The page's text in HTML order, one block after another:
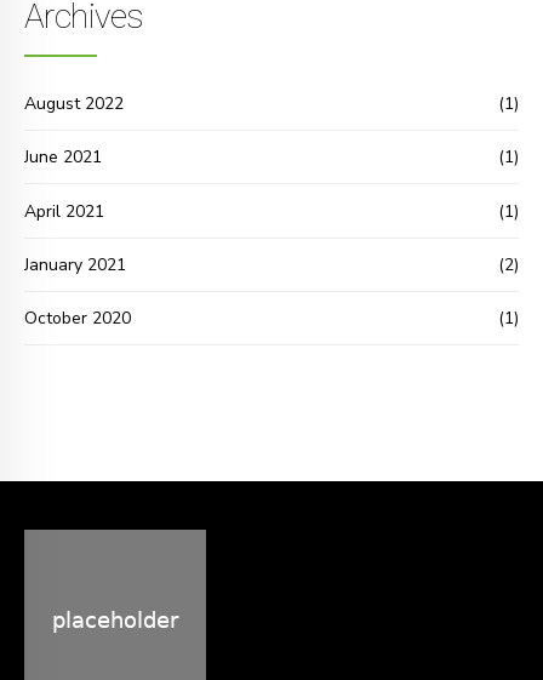
Archives
August 2022 (1)
June 2021 (1)
April 2021 (1)
January 2021 (2)
October 2020 (1)